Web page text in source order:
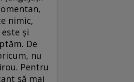
nimic,
și
De
nu
Pentru
să mai